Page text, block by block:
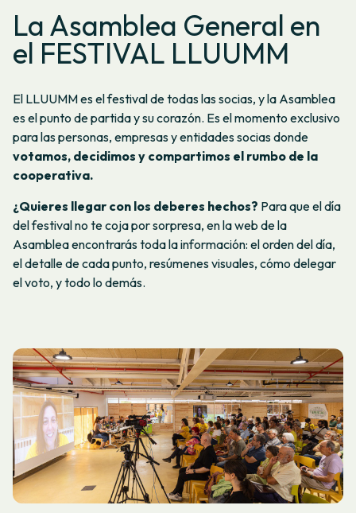
La Asamblea General en
el FESTIVAL LLUUMM
El LLUUMM es el festival de todas las socias, y la Asamblea
es el punto de partida y su corazón. Es el momento exclusivo
para las personas, empresas y entidades socias donde
votamos, decidimos y compartimos el rumbo de la
cooperativa.
¿Quieres llegar con los deberes hechos? Para que el día
del festival no te coja por sorpresa, en la web de la
Asamblea encontrarás toda la información: el orden del día,
el detalle de cada punto, resúmenes visuales, cómo delegar
el voto, y todo lo demás.